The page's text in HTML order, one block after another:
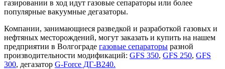
газировании в ход идут газовые сепараторы или более
популярные вакуумные дегазаторы.
Компании, занимающиеся разведкой и разработкой газовых и
нефтяных месторождений, могут заказать и купить на нашем
предприятии в Волгограде газовые сепараторы разной
производительности модификаций: GFS 350, GFS 250, GFS
300, дегазатор G-Force ДГ-В240.